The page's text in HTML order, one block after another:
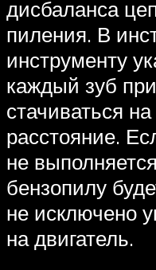
дисбаланса
пиления. В
инструменту
каждый зуб
стачиваться
расстояние.
не
бензопилу
не исключено
на двигатель.